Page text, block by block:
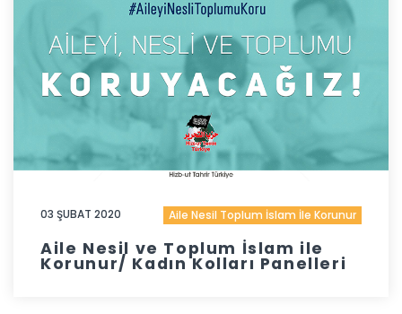
03 ŞUBAT 2020 Aile Nesil Toplum İslam İle Korunur
Aile Nesil ve Toplum İslam ile
Korunur/ Kadın Kolları Panelleri